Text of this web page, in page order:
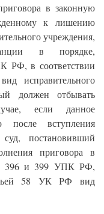
в законную
к лишению
учреждения,
в порядке,
РФ, в соответствии
исправительного
должен отбывать
если данное
после вступления
постановивший
приговора в
396 и 399 УПК РФ,
58 УК РФ вид